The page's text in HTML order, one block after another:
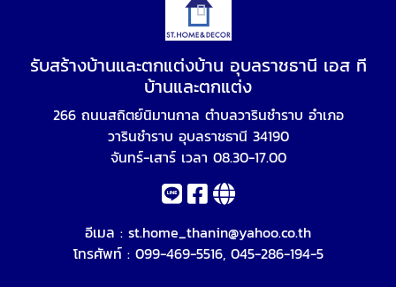
รับสร้างบ้านและตกแต่งบ้าน อุบลราชธานี เอส ที
บ้านและตกแต่ง
266 ถนนสถิตย์นิมานกาล ตำบลวารินชำราบ อำเภอ
วารินชำราบ อุบลราชธานี 34190
จันทร์-เสาร์ เวลา 08.30-17.00
อีเมล : st.home_thanin@yahoo.co.th
โทรศัพท์ : 099-469-5516, 045-286-194-5